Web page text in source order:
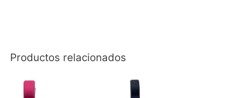
Productos relacionados